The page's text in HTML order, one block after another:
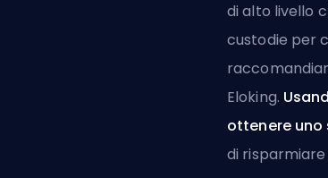
di alto livello
custodie per
Eloking.
ottenere uno
di